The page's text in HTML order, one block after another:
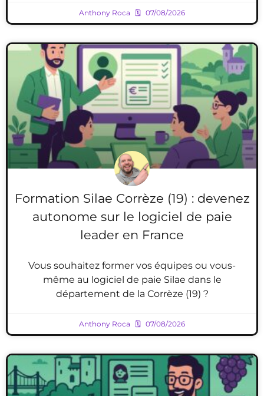
Anthony Roca 07/08/2026
Formation Silae Corrèze (19) : devenez
autonome sur le logiciel de paie
leader en France
Vous souhaitez former vos équipes ou vous-
même au logiciel de paie Silae dans le
département de la Corrèze (19) ?
Anthony Roca 07/08/2026